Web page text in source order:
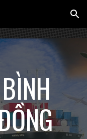
Skip to navigation